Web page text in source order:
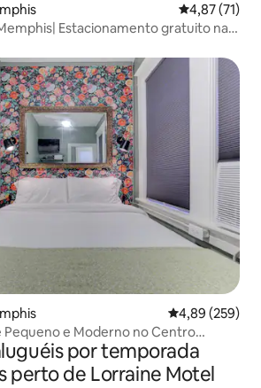
4,87 de uma
4,87 (71)
Estacionamento gratuito na
4,89 de uma
4,89 (259)
Pequeno e Moderno no Centro
por temporada
perto de Lorraine Motel